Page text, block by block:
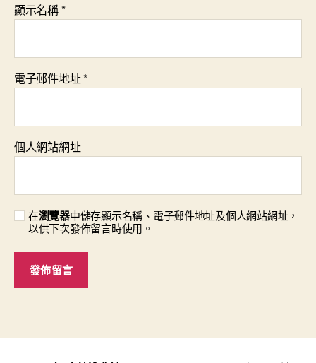
顯示名稱*
電子郵件地址*
個人網站網址
在瀏覽器中儲存顯示名稱、電子郵件地址及個人網站網址，
以供下次發佈留言時使用。